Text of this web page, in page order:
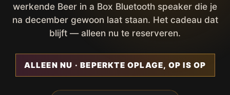
werkende Beer in a Box Bluetooth speaker die je
na december gewoon laat staan. Het cadeau dat
blijft — alleen nu te reserveren.
ALLEEN NU · BEPERKTE OPLAGE, OP IS OP